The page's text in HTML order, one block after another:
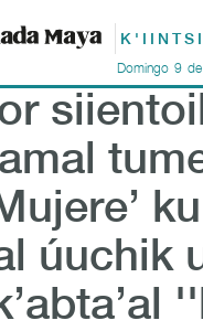
Domingo 9 de
ku
úuchik